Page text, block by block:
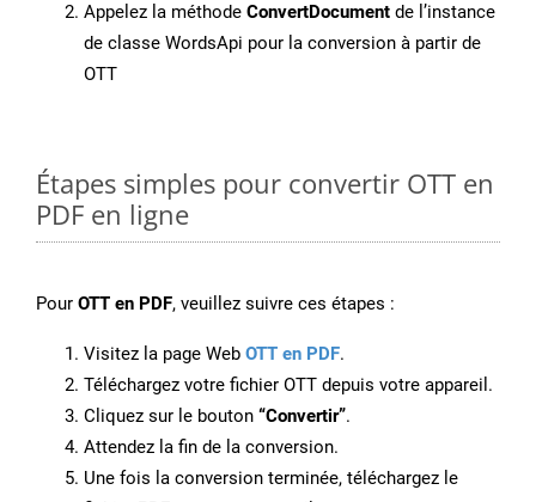
Appelez la méthode ConvertDocument de l’instance
de classe WordsApi pour la conversion à partir de
OTT
Étapes simples pour convertir OTT en
PDF en ligne
Pour OTT en PDF, veuillez suivre ces étapes :
Visitez la page Web OTT en PDF.
Téléchargez votre fichier OTT depuis votre appareil.
Cliquez sur le bouton “Convertir”.
Attendez la fin de la conversion.
Une fois la conversion terminée, téléchargez le